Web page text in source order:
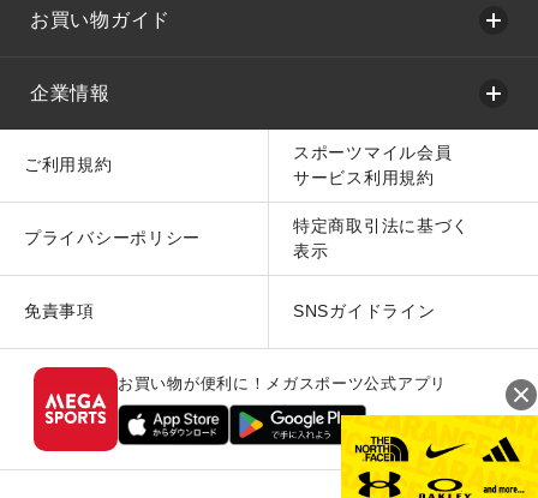
お買い物ガイド
企業情報
ご利用規約
スポーツマイル会員
サービス利用規約
プライバシーポリシー
特定商取引法に基づく
表示
免責事項 SNSガイドライン
お買い物が便利に！メガスポーツ公式アプリ